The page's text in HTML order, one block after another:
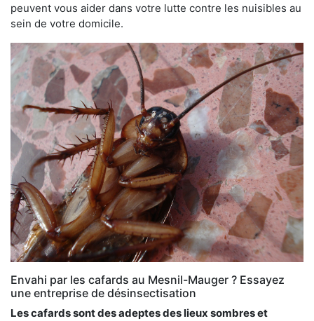
peuvent vous aider dans votre lutte contre les nuisibles au
sein de votre domicile.
Envahi par les cafards au Mesnil-Mauger ? Essayez
une entreprise de désinsectisation
Les cafards sont des adeptes des lieux sombres et